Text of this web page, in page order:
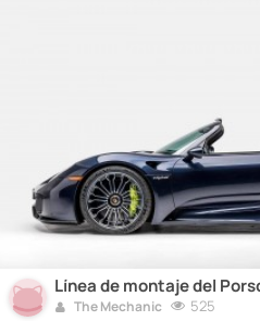
Línea de montaje del
The Mechanic 525